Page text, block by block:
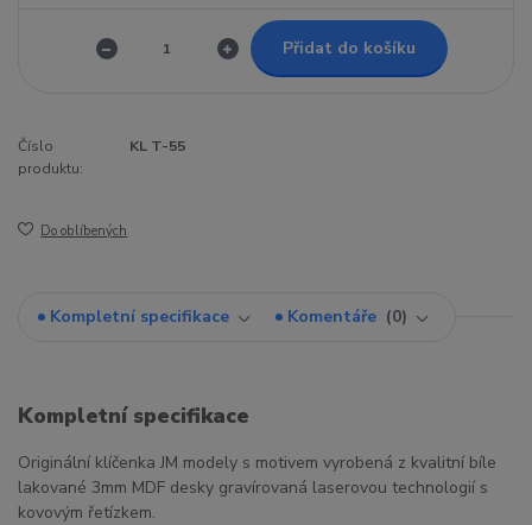
Přidat do košíku
Číslo
produktu:
KL T-55
Do oblíbených
Kompletní specifikace Komentáře 0
Kompletní specifikace
Originální klíčenka JM modely s motivem vyrobená z kvalitní bíle
lakované 3mm MDF desky gravírovaná laserovou technologií s
kovovým řetízkem.